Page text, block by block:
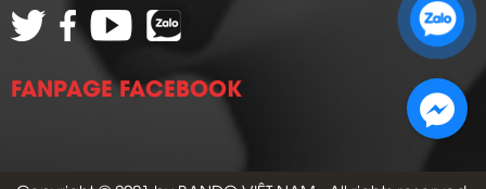
FANPAGE FACEBOOK
Zalo 2: 0972 14 9900